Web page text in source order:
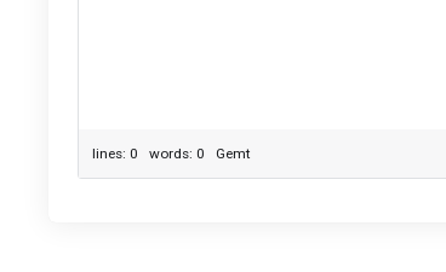
lines: 0 words: 0 Gemt